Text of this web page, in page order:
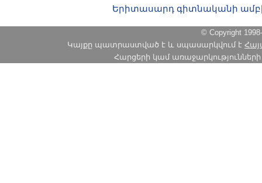
Երիտասարդ գիտնականի
© Copyright
Կայքը պատրաստված է և սպասարկվում է
Հարցերի կամ առաջարկությունների